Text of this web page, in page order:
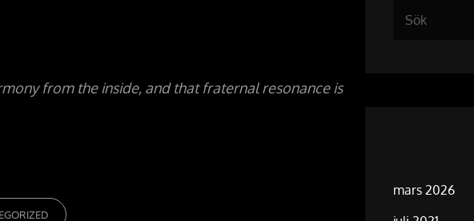
from the inside, and that fraternal resonance is
mars 2026